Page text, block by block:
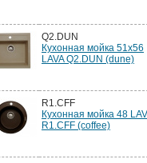
Q2.DUN
Кухонная мойка 51x56
LAVA Q2.DUN (dune)
R1.CFF
Кухонная мойка 48
R1.CFF (coffee)